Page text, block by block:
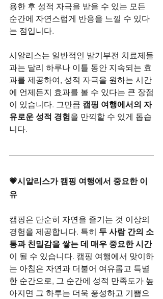
용한 후 성적 자극을 받을 수 있는 모든
순간에 자연스럽게 반응을 느낄 수 있다
는 점입니다.
시알리스는 일반적인 발기부전 치료제들
과는 달리 하루나 이틀 동안 지속되는 효
과를 제공하여, 성적 자극을 원하는 시간
에 언제든지 효과를 볼 수 있다는 큰 장점
이 있습니다. 그만큼 캠핑 여행에서의 자
유로운 성적 경험을 만끽할 수 있게 돕습
니다.
💗시알리스가 캠핑 여행에서 중요한 이
유
캠핑은 단순히 자연을 즐기는 것 이상의
경험을 제공합니다. 특히 두 사람 간의 소
통과 친밀감을 쌓는 데 매우 중요한 시간
이 될 수 있습니다. 캠핑 여행에서 맞이하
는 아침은 자연과 더불어 여유롭고 특별
한 순간으로, 그 순간에 성적 만족도가 높
아지면 그 하루는 더욱 풍성하고 기쁨으